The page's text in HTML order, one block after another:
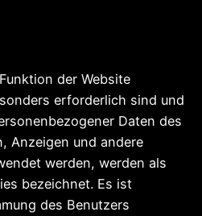
der Website
erforderlich sind und
Daten des
Anzeigen und andere
werden, werden als
bezeichnet. Es ist
des Benutzers